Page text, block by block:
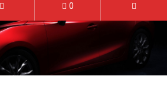
0